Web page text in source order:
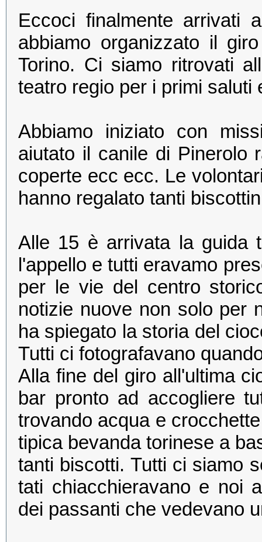
Eccoci finalmente arrivati
abbiamo organizzato il
Torino. Ci siamo ritrovati
teatro regio per i primi saluti
Abbiamo iniziato con
aiutato il canile di Pinerolo
coperte ecc ecc. Le
hanno regalato tanti
Alle 15 è arrivata la guida
l'appello e tutti eravamo
per le vie del centro
notizie nuove non solo per
ha spiegato la storia del
Tutti ci fotografavano
Alla fine del giro all'ultima
bar pronto ad accogliere
trovando acqua e
tipica bevanda torinese a
tanti biscotti. Tutti ci siamo
tati chiacchieravano e noi
dei passanti che vedevano